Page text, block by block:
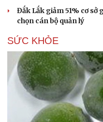
Đắk Lắk giảm 51% cơ sở
chọn cán bộ quản lý
SỨC KHỎE